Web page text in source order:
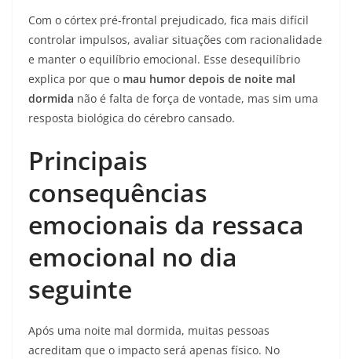
Com o córtex pré-frontal prejudicado, fica mais difícil
controlar impulsos, avaliar situações com racionalidade
e manter o equilíbrio emocional. Esse desequilíbrio
explica por que o mau humor depois de noite mal
dormida não é falta de força de vontade, mas sim uma
resposta biológica do cérebro cansado.
Principais
consequências
emocionais da ressaca
emocional no dia
seguinte
Após uma noite mal dormida, muitas pessoas
acreditam que o impacto será apenas físico. No